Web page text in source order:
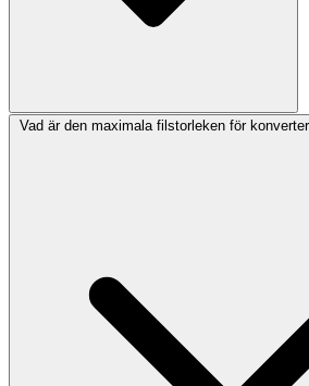
Vad är den maximala filstorleken för